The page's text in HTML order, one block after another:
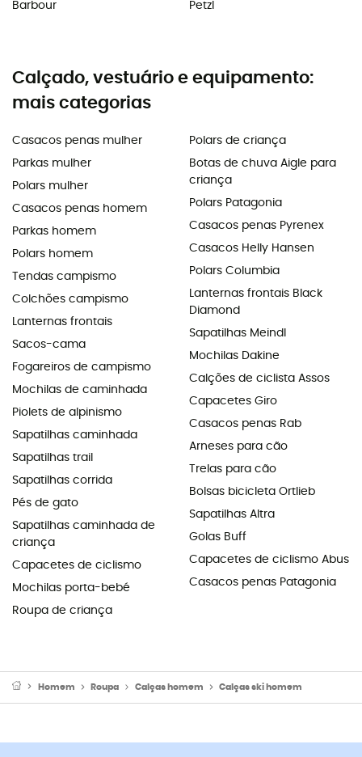
Barbour
Petzl
Calçado, vestuário e equipamento:
mais categorias
Casacos penas mulher
Parkas mulher
Polars mulher
Casacos penas homem
Parkas homem
Polars homem
Tendas campismo
Colchões campismo
Lanternas frontais
Sacos-cama
Fogareiros de campismo
Mochilas de caminhada
Piolets de alpinismo
Sapatilhas caminhada
Sapatilhas trail
Sapatilhas corrida
Pés de gato
Sapatilhas caminhada de
criança
Capacetes de ciclismo
Mochilas porta-bebé
Roupa de criança
Polars de criança
Botas de chuva Aigle para
criança
Polars Patagonia
Casacos penas Pyrenex
Casacos Helly Hansen
Polars Columbia
Lanternas frontais Black
Diamond
Sapatilhas Meindl
Mochilas Dakine
Calções de ciclista Assos
Capacetes Giro
Casacos penas Rab
Arneses para cão
Trelas para cão
Bolsas bicicleta Ortlieb
Sapatilhas Altra
Golas Buff
Capacetes de ciclismo Abus
Casacos penas Patagonia
Homem Roupa Calças homem Calças ski homem